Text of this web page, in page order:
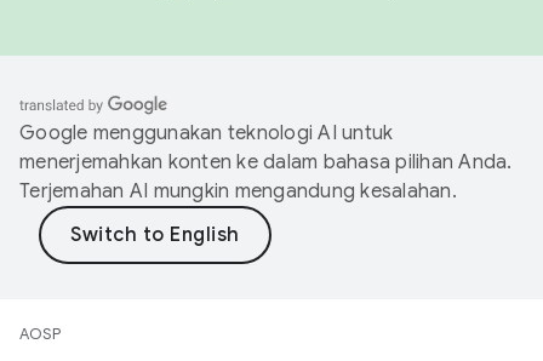
Google menggunakan teknologi AI untuk
menerjemahkan konten ke dalam bahasa pilihan Anda.
Terjemahan AI mungkin mengandung kesalahan.
AOSP